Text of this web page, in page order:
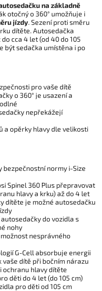
na základně
otočný o 360° umožňuje i
jízdy. Sezení proti směru
dítěte. Autosedačka
cca 4 let (od 40 do 105
být sedačka umístěna i po
pro vaše dítě
o 360° je usazení a
nepřekážejí
a opěrky hlavy dle velikosti
normy i-Size
Spinel 360 Plus přepravovat
hlavy a krku) až do 4 let
dítěte je možné autosedačku
do vozidla s
nohy
nesprávného
G-Cell absorbuje energii
dítě při bočním nárazu
ochranu hlavy dítěte
děti do 4 let (do 105 cm)
pro děti od 105 cm